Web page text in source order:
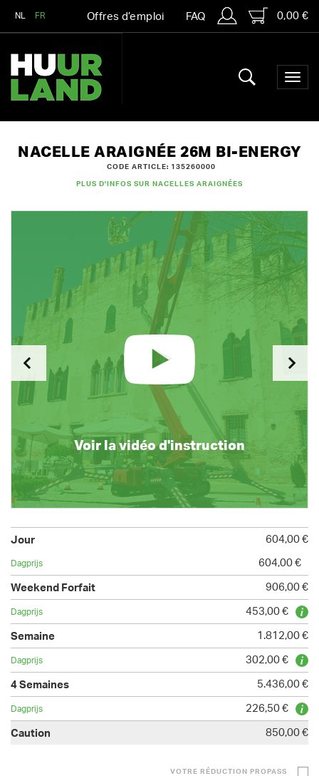
NL FR Offres d’emploi FAQ 0,00 €
NACELLE ARAIGNÉE 26M BI-ENERGY
CODE ARTICLE: 135260000
PLUS D'INFOS SUR NACELLES ARAIGNÉES
Voir la vidéo d'instruction
604,00 €
604,00 €
906,00 €
453,00 €
1.812,00 €
302,00 €
5.436,00 €
226,50 €
850,00 €
VOTRE RÉDUCTION PROPASS